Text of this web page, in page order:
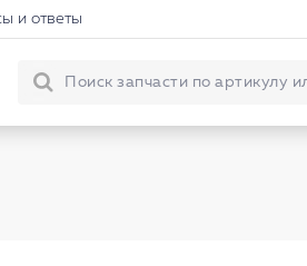
и ответы